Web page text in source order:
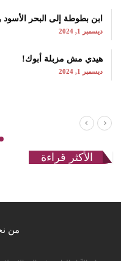
ابن بطوطة إلى البحر
ديسمبر 1, 2024
هيدي مش مزبلة أبوك!
ديسمبر 1, 2024
الأكثر قراءة
من